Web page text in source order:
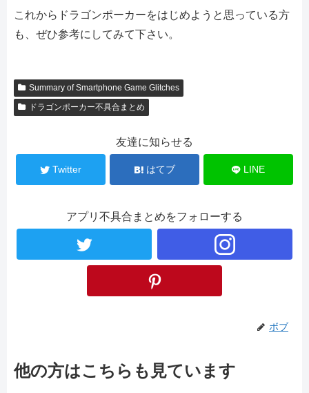
これからドラゴンポーカーをはじめようと思っている方
も、ぜひ参考にしてみて下さい。
Summary of Smartphone Game Glitches
ドラゴンポーカー不具合まとめ
友達に知らせる
Twitter はてブ LINE
アプリ不具合まとめをフォローする
ボブ
他の方はこちらも見ています